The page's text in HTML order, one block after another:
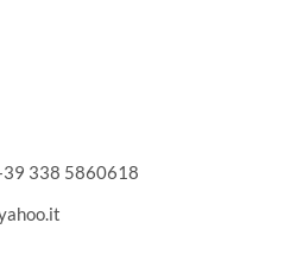
338 5860618